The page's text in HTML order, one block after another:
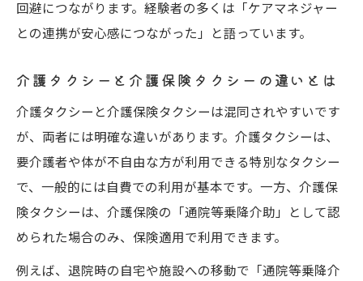
回避につながります。経験者の多くは「ケアマネジャー
との連携が安心感につながった」と語っています。
介護タクシーと介護保険タクシーの違いとは
介護タクシーと介護保険タクシーは混同されやすいです
が、両者には明確な違いがあります。介護タクシーは、
要介護者や体が不自由な方が利用できる特別なタクシー
で、一般的には自費での利用が基本です。一方、介護保
険タクシーは、介護保険の「通院等乗降介助」として認
められた場合のみ、保険適用で利用できます。
例えば、退院時の自宅や施設への移動で「通院等乗降介